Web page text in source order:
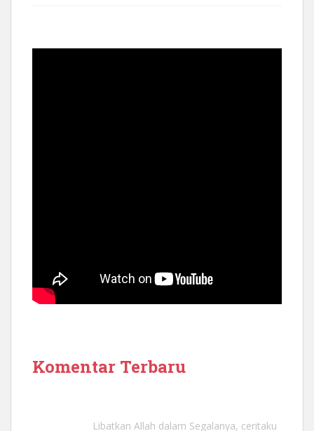
Komentar Terbaru
Libatkan Allah dalam Segalanya, ceritaku